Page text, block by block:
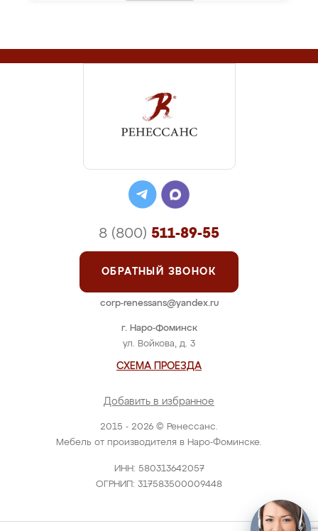
2015 - 2026 © Ренессанс.
Мебель от производителя в Наро-Фоминске.
ИНН: 580313642057
ОГРНИП: 317583500009448
г. Наро-Фоминск
ул. Войкова, д. 3
СХЕМА ПРОЕЗДА
Добавить в избранное
8 (800) 511-89-55
ОБРАТНЫЙ ЗВОНОК
corp-renessans@yandex.ru